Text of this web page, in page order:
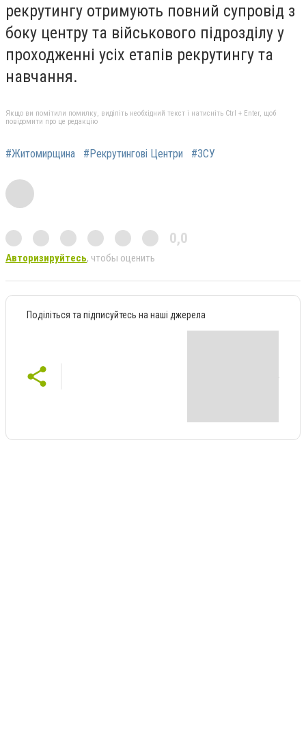
рекрутингу отримують повний супровід з
боку центру та військового підрозділу у
проходженні усіх етапів рекрутингу та
навчання.
Якщо ви помітили помилку, виділіть необхідний текст і натисніть Ctrl + Enter, щоб
повідомити про це редакцію
#Житомирщина #Рекрутингові Центри #ЗСУ
0,0
Авторизируйтесь, чтобы оценить
Поділіться та підписуйтесь на наші джерела